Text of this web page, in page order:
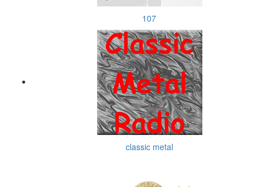
107
classic metal